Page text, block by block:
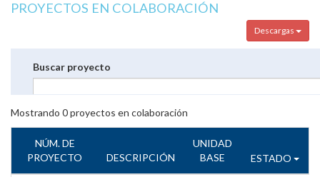
PROYECTOS EN COLABORACIÓN
Descargas
Buscar proyecto
Mostrando 0proyectos en colaboración
NÚM. DE
PROYECTO
DESCRIPCIÓN
UNIDAD
BASE
ESTADO